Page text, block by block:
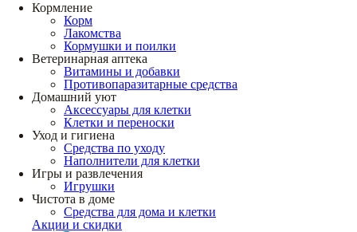
Кормление
Корм
Лакомства
Кормушки и поилки
Ветеринарная аптека
Витамины и добавки
Противопаразитарные средства
Домашний уют
Аксессуары для клетки
Клетки и переноски
Уход и гигиена
Средства по уходу
Наполнители для клетки
Игры и развлечения
Игрушки
Чистота в доме
Средства для дома и клетки
Акции и скидки